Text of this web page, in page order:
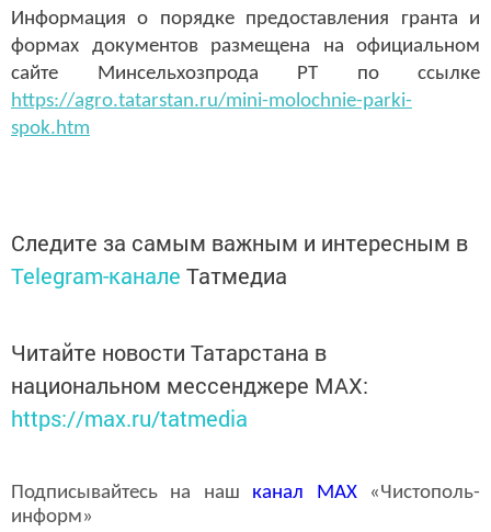
Информация о порядке предоставления гранта и
формах документов размещена на официальном
сайте Минсельхозпрода РТ по ссылке
https://agro.tatarstan.ru/mini-molochnie-parki-
spok.htm
Следите за самым важным и интересным в
Telegram-канале Татмедиа
Читайте новости Татарстана в
национальном мессенджере MАХ:
https://max.ru/tatmedia
Подписывайтесь на наш канал MAX«Чистополь-
информ»